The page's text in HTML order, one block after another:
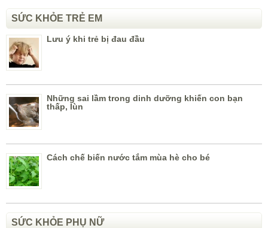
SỨC KHỎE TRẺ EM
Lưu ý khi trẻ bị đau đầu
Những sai lầm trong dinh dưỡng khiến con bạn
thấp, lùn
Cách chế biến nước tắm mùa hè cho bé
SỨC KHỎE PHỤ NỮ